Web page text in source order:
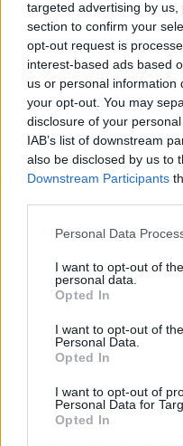
targeted advertising by
section to confirm your
opt-out request is
interest-based ads based
us or personal information
your opt-out. You may
disclosure of your
IAB’s list of downstream
also be disclosed by us to
Downstream Participants
Please note that this
not limited to your visit or
grant or deny consent to
use your data for below
consent section.
Personal Data
I want to opt-out of
personal data.
Opted In
I want to opt-out of
Personal Data.
Opted In
I want to opt-out of
Personal Data for
Opted In
egészében (egy kis
kap) Redmond
gyerekkel csak
problémás eset.
Kezdve azzal,
börtönben ült
és drogkereskedő.
gondoskodott,
majd belőle
gondoskodott, de
Gyomorforgató
világsztár
Lavór